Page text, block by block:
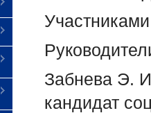
Забнева Э.
кандидат